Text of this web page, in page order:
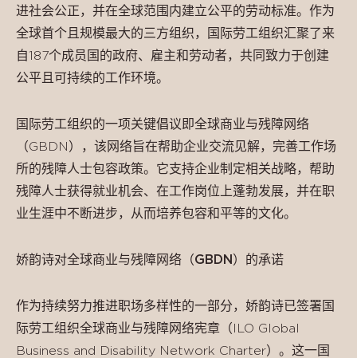
进社会公正，并在全球范围内建立公平的劳动标准。作为
全球首个且规模最大的三方组织，国际劳工组织汇聚了来
自187个成员国的政府、雇主和劳动者，共同致力于创建
公平且可持续的工作环境。
国际劳工组织的一项关键倡议即全球商业与残障网络
（GBDN），该网络旨在帮助企业交流见解，完善工作场
所的残障人士包容政策。它支持企业制定相关战略，帮助
残障人士获得就业机会、在工作岗位上蓬勃发展，并在职
业生涯中不断进步，从而培养包容和平等的文化。
娇韵诗对全球商业与残障网络（GBDN ）的承诺
作为持续努力推进职场多样性的一部分，娇韵诗已签署国
际劳工组织全球商业与残障网络宪章（ILO Global
Business and Disability Network Charter）。这一国